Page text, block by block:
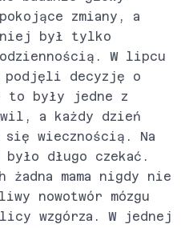
zmiany, a
był tylko
W lipcu
podjęli decyzję o
to były jedne z
a każdy dzień
się wiecznością. Na
długo czekać.
żadna mama nigdy nie
nowotwór mózgu
wzgórza. W jednej